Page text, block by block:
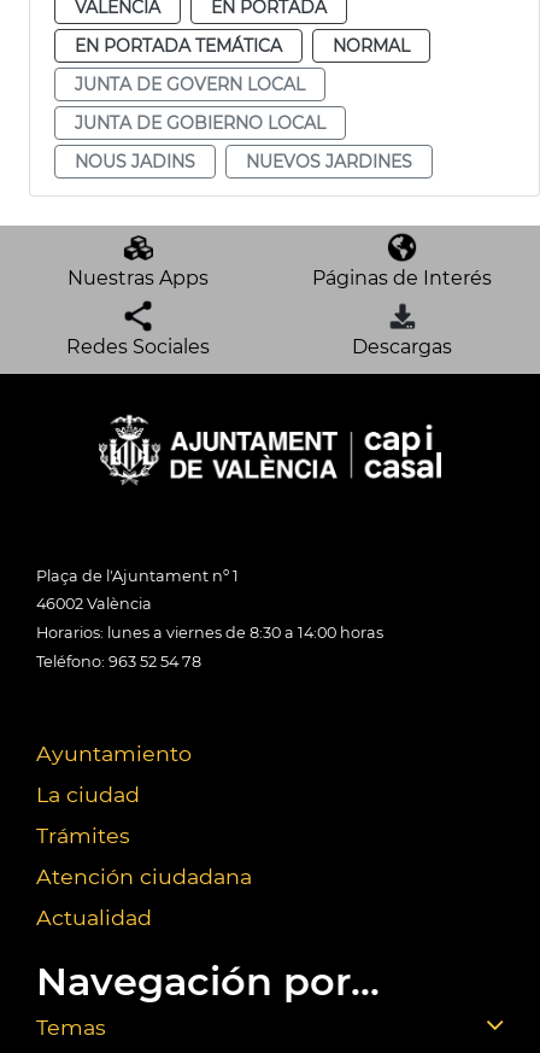
VALENCIA
EN PORTADA
EN PORTADA TEMÁTICA
NORMAL
JUNTA DE GOVERN LOCAL
JUNTA DE GOBIERNO LOCAL
NOUS JADINS
NUEVOS JARDINES
Nuestras Apps Páginas de Interés
Redes Sociales Descargas
Plaça de l'Ajuntament nº 1
46002 València
Horarios: lunes a viernes de 8:30 a 14:00 horas
Teléfono: 963 52 54 78
Ayuntamiento
La ciudad
Trámites
Atención ciudadana
Actualidad
Navegación por...
Temas